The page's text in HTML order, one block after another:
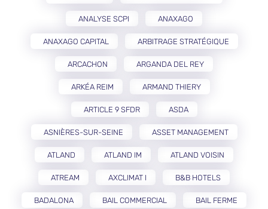
ANALYSE SCPI ANAXAGO
ANAXAGO CAPITAL ARBITRAGE STRATÉGIQUE
ARCACHON ARGANDA DEL REY
ARKÉA REIM ARMAND THIERY
ARTICLE 9 SFDR ASDA
ASNIÈRES-SUR-SEINE ASSET MANAGEMENT
ATLAND ATLAND IM ATLAND VOISIN
ATREAM AXCLIMAT I B&B HOTELS
BADALONA BAIL COMMERCIAL BAIL FERME